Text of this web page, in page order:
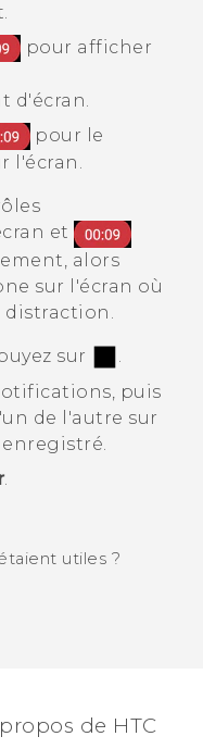
pour afficher
d'écran.
pour le
l'écran.
et
alors
sur l'écran où
sur
puis
de l'autre sur
enregistré.
.
utiles ?
de HTC